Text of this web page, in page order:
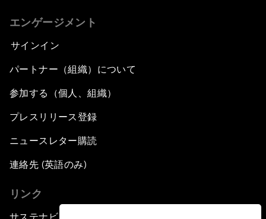
エンゲージメント
サインイン
パートナー（組織）について
参加する（個人、組織）
プレスリリース登録
ニュースレター購読
連絡先 (英語のみ)
リンク